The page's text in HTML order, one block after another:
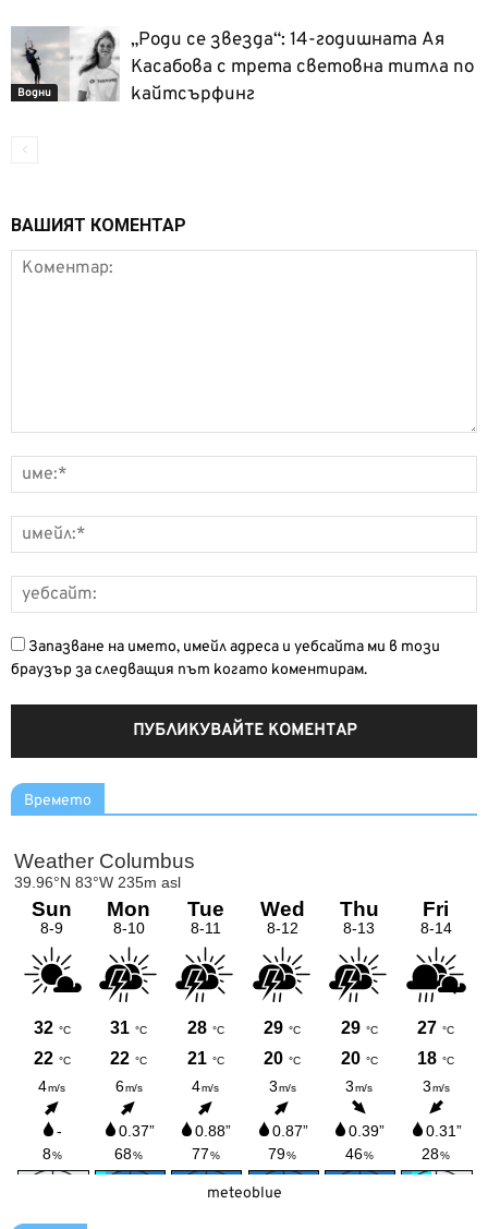
Водни
„Роди се звезда“: 14-годишната Ая
Касабова с трета световна титла по
кайтсърфинг
ВАШИЯТ КОМЕНТАР
Запазване на името, имейл адреса и уебсайта ми в този
браузър за следващия път когато коментирам.
Времето
meteoblue